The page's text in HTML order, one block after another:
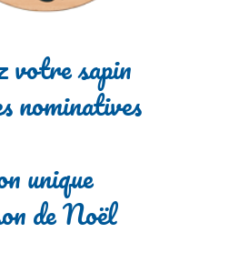
votre sapin
nominatives
unique
de Noël